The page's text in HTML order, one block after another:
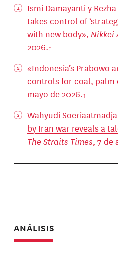
Ismi Damayanti y
takes control of
with new body», Nikkei
2026.
«Indonesia’s Prabowo
controls for coal, palm
mayo de 2026.
Wahyudi
by Iran war reveals a
The Straits Times, 7 de
ANÁLISIS